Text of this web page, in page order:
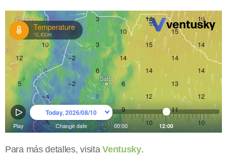
Para más detalles, visitaVentusky.